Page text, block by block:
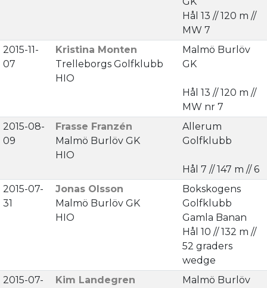
Hål 13 // 120 m //
MW 7
2015-11-
07
Kristina Monten
Trelleborgs Golfklubb
HIO
Malmö Burlöv
GK
Hål 13 // 120 m //
MW nr 7
2015-08-
09
Frasse Franzén
Malmö Burlöv GK
HIO
Allerum
Golfklubb
Hål 7 // 147 m // 6
2015-07-
31
Jonas Olsson
Malmö Burlöv GK
HIO
Bokskogens
Golfklubb
Gamla Banan
Hål 10 // 132 m //
52 graders
wedge
2015-07-
Kim Landegren
Malmö Burlöv